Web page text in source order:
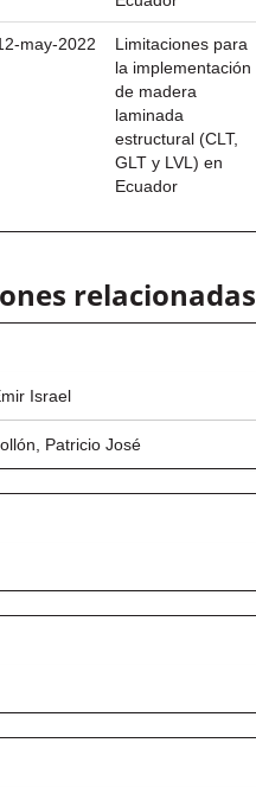
may-2022
Limitaciones para
la implementación
de madera
laminada
estructural (CLT,
GLT y LVL) en
Ecuador
relacionadas
Israel
Patricio José